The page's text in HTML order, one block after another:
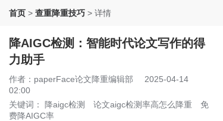
首页 > 查重降重技巧 > 详情
降AIGC检测：智能时代论文写作的得
力助手
作者：paperFace论文降重编辑部
2025-04-14
02:00
关键词：
降aigc检测 论文aigc检测率高怎么降重
免
费降AIGC率